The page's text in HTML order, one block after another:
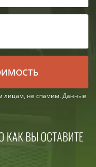
лицам, не спамим. Данные
КАК ВЫ ОСТАВИТЕ